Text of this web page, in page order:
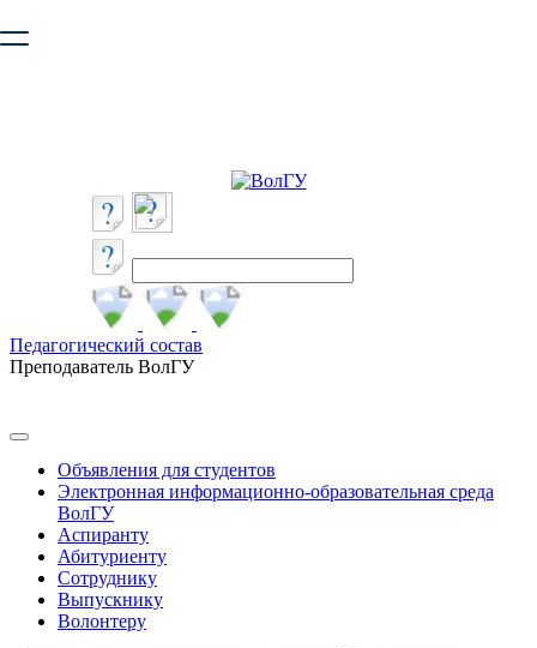
безопасную работу с сайтом. Пожалуйста
Педагогический состав
Преподаватель ВолГУ
Объявления для студентов
Электронная информационно-образовательная среда
ВолГУ
Аспиранту
Абитуриенту
Сотруднику
Выпускнику
Волонтеру